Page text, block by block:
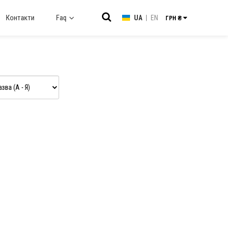
Контакти Faq UA EN ГРН ₴